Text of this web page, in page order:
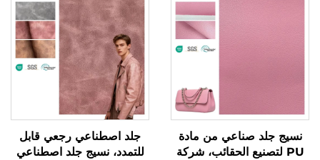
نسيج جلد صناعي من مادة
PU لتصنيع الحقائب، شركة
جلد اصطناعي رجعي قابل
للتمدد، نسيج جلد اصطناعي